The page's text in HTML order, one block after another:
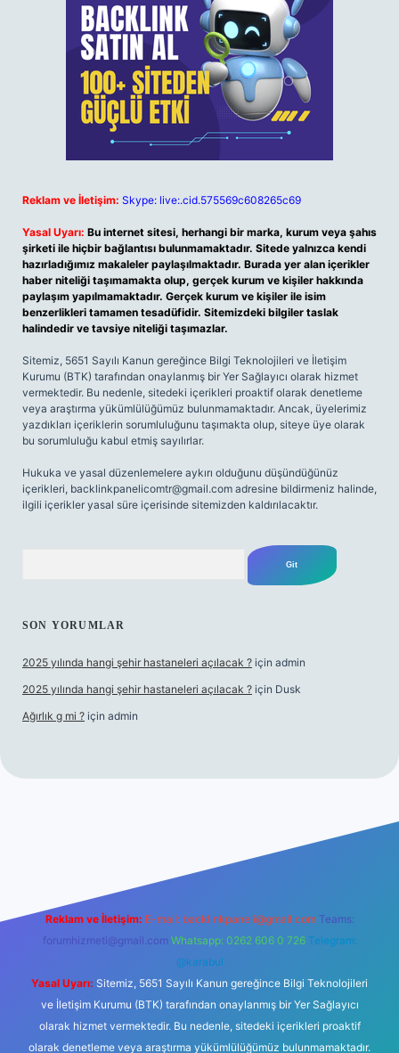
Reklam ve İletişim: Skype: live:.cid.575569c608265c69
Yasal Uyarı: Bu internet sitesi, herhangi bir marka, kurum veya şahıs
şirketi ile hiçbir bağlantısı bulunmamaktadır. Sitede yalnızca kendi
hazırladığımız makaleler paylaşılmaktadır. Burada yer alan içerikler
haber niteliği taşımamakta olup, gerçek kurum ve kişiler hakkında
paylaşım yapılmamaktadır. Gerçek kurum ve kişiler ile isim
benzerlikleri tamamen tesadüfidir. Sitemizdeki bilgiler taslak
halindedir ve tavsiye niteliği taşımazlar.
Sitemiz, 5651 Sayılı Kanun gereğince Bilgi Teknolojileri ve İletişim
Kurumu (BTK) tarafından onaylanmış bir Yer Sağlayıcı olarak hizmet
vermektedir. Bu nedenle, sitedeki içerikleri proaktif olarak denetleme
veya araştırma yükümlülüğümüz bulunmamaktadır. Ancak, üyelerimiz
yazdıkları içeriklerin sorumluluğunu taşımakta olup, siteye üye olarak
bu sorumluluğu kabul etmiş sayılırlar.
Hukuka ve yasal düzenlemelere aykırı olduğunu düşündüğünüz
içerikleri, backlinkpanelicomtr@gmail.com adresine bildirmeniz halinde,
ilgili içerikler yasal süre içerisinde sitemizden kaldırılacaktır.
SON YORUMLAR
2025 yılında hangi şehir hastaneleri açılacak ? için admin
2025 yılında hangi şehir hastaneleri açılacak ? için Dusk
Ağırlık g mi ? için admin
Reklam ve İletişim: E-mail: backlinkpaneli@gmail.com Teams:
forumhizmeti@gmail.com Whatsapp: 0262 606 0 726 Telegram:
@karabul
Yasal Uyarı: Sitemiz, 5651 Sayılı Kanun gereğince Bilgi Teknolojileri
ve İletişim Kurumu (BTK) tarafından onaylanmış bir Yer Sağlayıcı
olarak hizmet vermektedir. Bu nedenle, sitedeki içerikleri proaktif
olarak denetleme veya araştırma yükümlülüğümüz bulunmamaktadır.